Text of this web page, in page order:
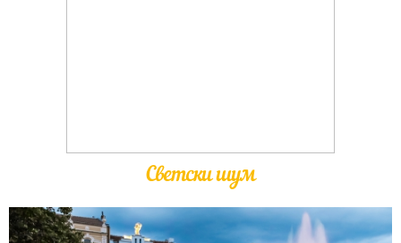
Светски шум